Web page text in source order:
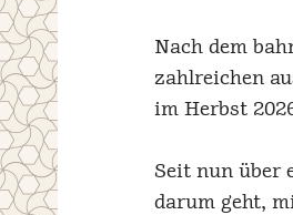
Nach dem
zahlreichen
im Herbst
Seit nun über
darum geht,